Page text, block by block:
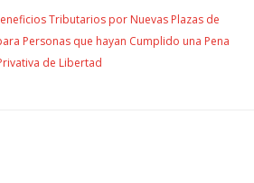
Tributarios por Nuevas Plazas de
Personas que hayan Cumplido una Pena
de Libertad